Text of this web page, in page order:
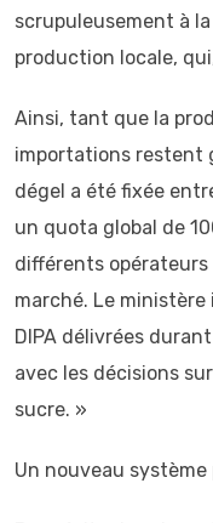
scrupuleusement à
production locale,
Ainsi, tant que la
importations restent
dégel a été fixée
un quota global de
différents
marché. Le
DIPA délivrées
avec les décisions
sucre. »
Un nouveau